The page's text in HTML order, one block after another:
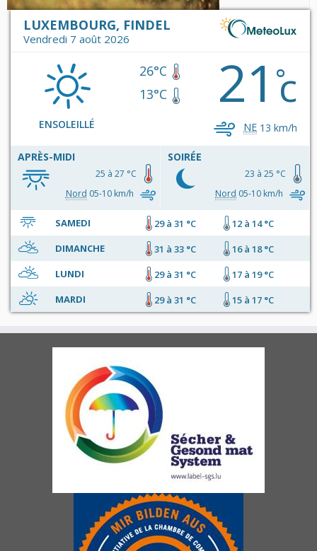
LUXEMBOURG, FINDEL
Vendredi 7 août 2026
ENSOLEILLÉ
26°C
13°C
21 °c
NE 13 km/h
APRÈS-MIDI
25 à 27 °C
Nord 05-10 km/h
SOIRÉE
23 à 25 °C
Nord 05-10 km/h
SAMEDI 29 à 31 °C
12 à 14 °C
DIMANCHE
31 à 33 °C
16 à 18 °C
LUNDI
29 à 31 °C
17 à 19 °C
MARDI
29 à 31 °C 15 à 17 °C